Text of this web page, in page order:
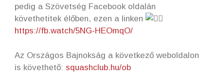
pedig a Szövetség Facebook oldalán
követhetitek élőben, ezen a linken
https://fb.watch/5NG-HEOmqO/
Az Országos Bajnokság a következő weboldalon
is követhető: squashclub.hu/ob